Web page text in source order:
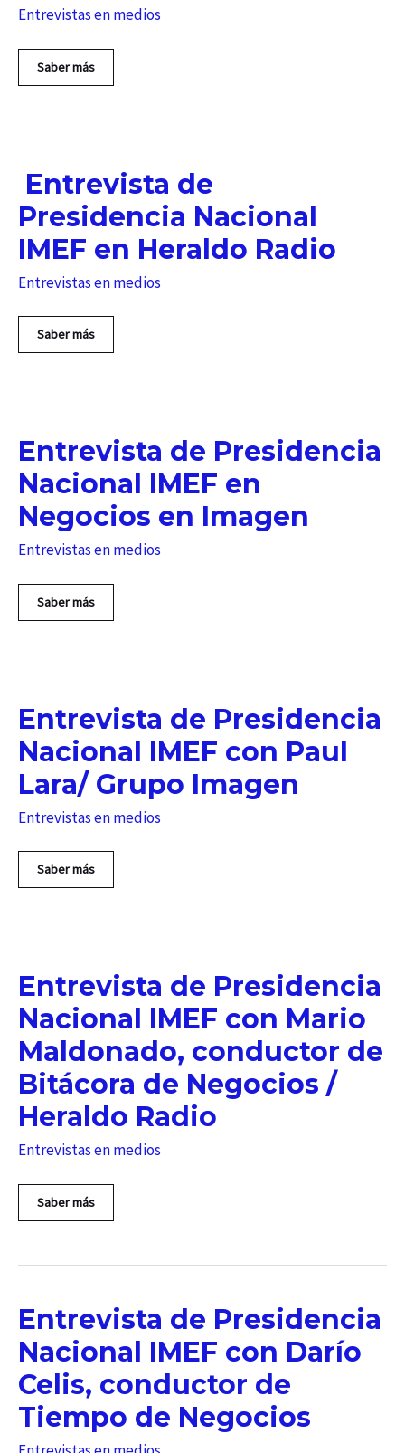
Entrevistas en medios
Entrevista
de
IMEF
Aguilar
ADN
40
Saber más
Entrevista de
Presidencia Nacional
IMEF en Heraldo Radio
Entrevistas en medios
Entrevista
de
IMEF
Radio
Saber más
Entrevista de Presidencia
Nacional IMEF en
Negocios en Imagen
Entrevistas en medios
Entrevista
de
IMEF
en
Imagen
Saber más
Entrevista de Presidencia
Nacional IMEF con Paul
Lara/ Grupo Imagen
Entrevistas en medios
Entrevista
de
IMEF
Lara/
Grupo
Imagen
Saber más
Entrevista de Presidencia
Nacional IMEF con Mario
Maldonado, conductor de
Bitácora de Negocios /
Heraldo Radio
Entrevistas en medios
Entrevista
de
IMEF
Maldonado,
conductor
de
Bitácora
de
Negocios
/
Heraldo
Saber más
Entrevista de Presidencia
Nacional IMEF con Darío
Celis, conductor de
Tiempo de Negocios